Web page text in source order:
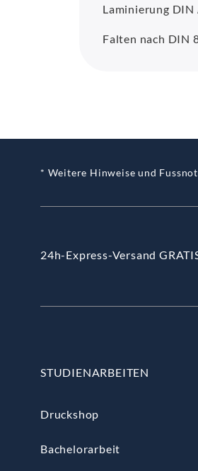
Laminierung DIN
Falten nach DIN
* Weitere Hinweise und
24h-Express-Versand
STUDIENARBEITEN
Druckshop
Bachelorarbeit